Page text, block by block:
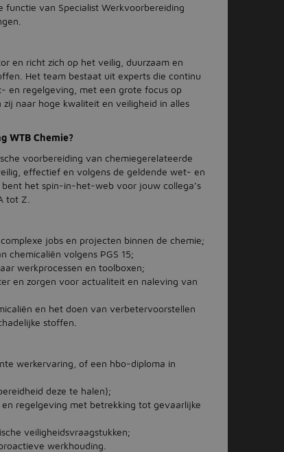
functie van Specialist Werkvoorbereiding
en richt zich op het veilig, duurzaam en
Het team bestaat uit experts die continu
en regelgeving, met een grote focus op
naar hoge kwaliteit en veiligheid in alles
WTB Chemie?
voorbereiding van chemiegerelateerde
effectief en volgens de geldende wet- en
het spin-in-het-web voor jouw collega’s
tot Z.
jobs en projecten binnen de chemie;
chemicaliën volgens PGS 15;
werkprocessen en toolboxen;
en zorgen voor actualiteit en naleving van
en het doen van verbetervoorstellen
stoffen.
werkervaring, of een hbo-diploma in
deze te halen);
en regelgeving met betrekking tot gevaarlijke
veiligheidsvraagstukken;
werkhouding.